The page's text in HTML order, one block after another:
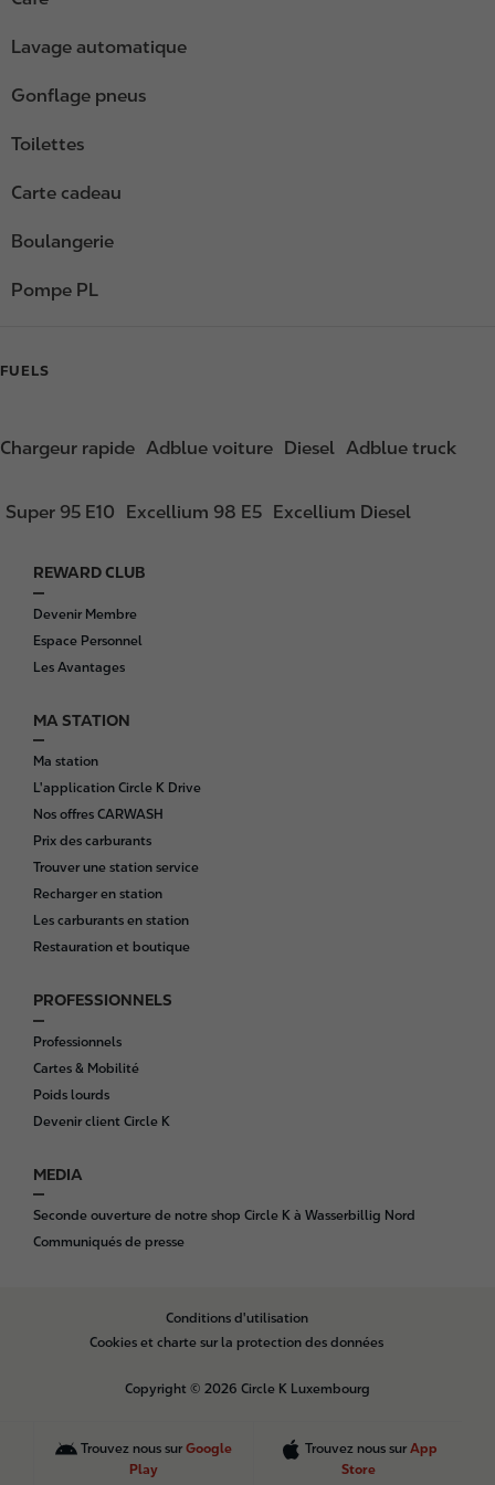
Lavage automatique
Gonflage pneus
Toilettes
Carte cadeau
Boulangerie
Pompe PL
FUELS
Chargeur rapide Adblue voiture Diesel Adblue truck
Super 95 E10 Excellium 98 E5 Excellium Diesel
F
o
o
t
r
REWARD CLUB
Devenir Membre
Espace Personnel
Les Avantages
MA STATION
Ma station
L'application Circle K Drive
Nos offres CARWASH
Prix des carburants
Trouver une station service
Recharger en station
Les carburants en station
Restauration et boutique
PROFESSIONNELS
Professionnels
Cartes & Mobilité
Poids lourds
Devenir client Circle K
MEDIA
Seconde ouverture de notre shop Circle K à Wasserbillig Nord
Communiqués de presse
Conditions d'utilisation
Cookies et charte sur la protection des données
Copyright © 2026 Circle K Luxembourg
Trouvez nous surGoogle
Play
Trouvez nous sur App
Store